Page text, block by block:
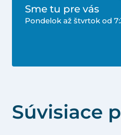
Sme tu pre vás
Pondelok až štvrtok od
Súvisiace